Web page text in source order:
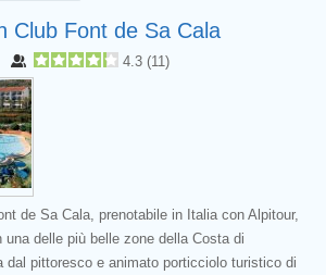
Club Font de Sa Cala
4.3 (11)
de Sa Cala, prenotabile in Italia con Alpitour,
delle più belle zone della Costa di
dal pittoresco e animato porticciolo turistico di